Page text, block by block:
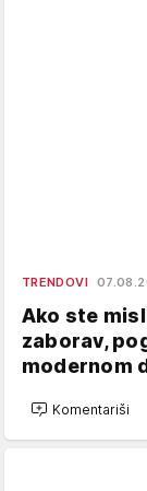
TRENDOVI
Ako ste
zaborav,
modernom
Komentariši